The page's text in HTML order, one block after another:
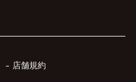
店舗規約